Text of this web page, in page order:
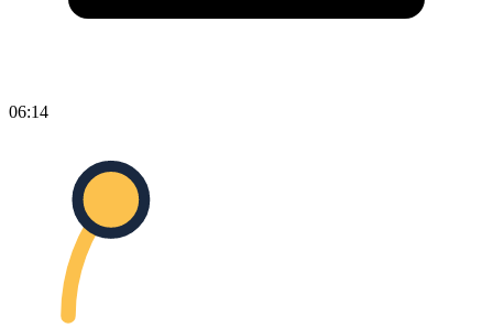
06:14